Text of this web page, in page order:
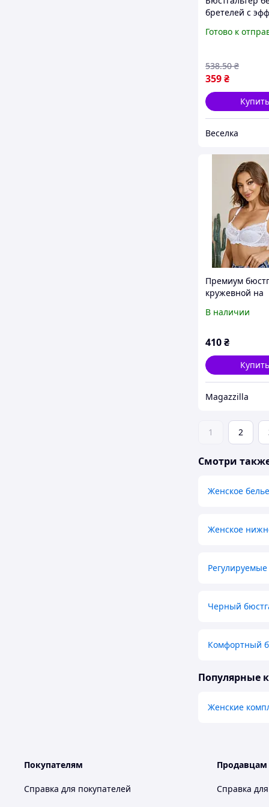
бретелей с
платьев с
вырезами
Готово к
359₴
538.50 ₴
Купить
Веселка
Премиум
кружевной на
бежевый,
В наличии
410₴
Купить
Magazzilla
1 2
Смотри
Женское белье
Женское
Черный
Комфортный
Популярные
Женские
Покупателям
Справка для покупателей
Продавцам
Справка